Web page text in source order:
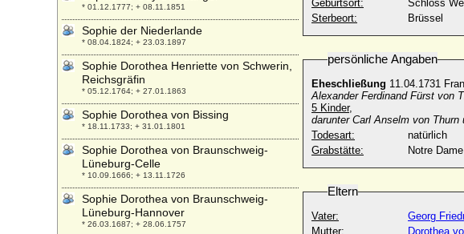
Geburtsort:
Schloss
Sterbeort:
Brüssel
persönliche Angaben
Eheschließung 11.04.1731
Alexander Ferdinand Fürst von
5 Kinder,
darunter Carl Anselm von Thurn
Todesart:
natürlich
Grabstätte:
Notre
Eltern
Vater:
Georg
Mutter:
Dorothea
* 01.12.1777; + 08.11.1851
Sophie der Niederlande
* 08.04.1824; + 23.03.1897
Sophie Dorothea Henriette von Schwerin,
Reichsgräfin
* 05.12.1764; + 27.01.1863
Sophie Dorothea von Bissing
* 18.11.1733; + 31.01.1801
Sophie Dorothea von Braunschweig-
Lüneburg-Celle
* 10.09.1666; + 13.11.1726
Sophie Dorothea von Braunschweig-
Lüneburg-Hannover
* 26.03.1687; + 28.06.1757